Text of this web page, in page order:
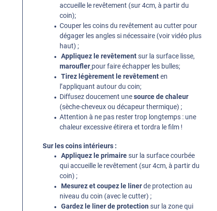
accueille le revêtement (sur 4cm, à partir du
coin);
Couper les coins du revêtement au cutter pour
dégager les angles si nécessaire (voir vidéo plus
haut) ;
Appliquez le revêtementsur la surface lisse,
maroufler pour faire échapper les bulles;
Tirez légèrement le revêtementen
l’appliquant autour du coin;
Diffusez doucement unesource de chaleur
(sèche-cheveux ou décapeur thermique) ;
Attention à ne pas rester trop longtemps : une
chaleur excessive étirera et tordra le film !
Sur les coins intérieurs :
Appliquez le primairesur la surface courbée
qui accueille le revêtement (sur 4cm, à partir du
coin) ;
Mesurez et coupez le linerde protection au
niveau du coin (avec le cutter) ;
Gardez le liner de protection sur la zone qui